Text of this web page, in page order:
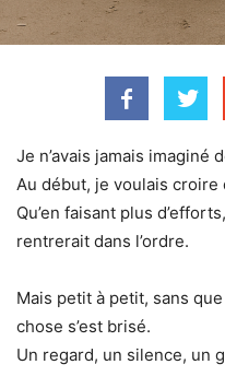
Je n’avais jamais imaginé
Au début, je voulais
Qu’en faisant plus
rentrerait dans l’ordre.
Mais petit à petit, sans
chose s’est brisé.
Un regard, un silence, un